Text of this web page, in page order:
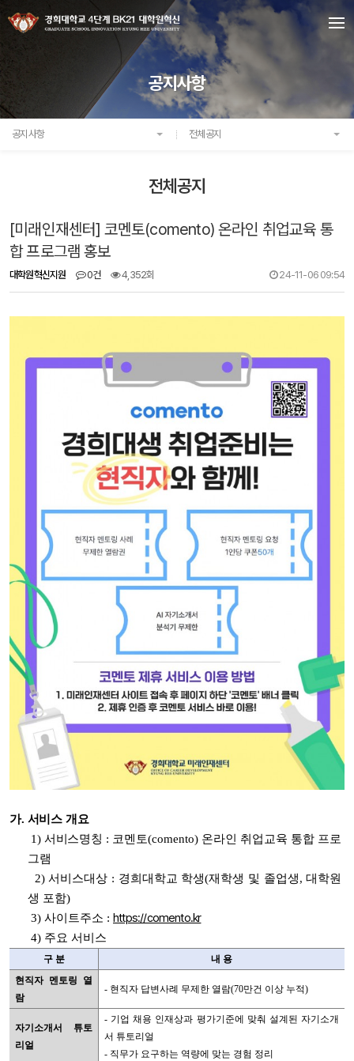
공지사항
공지사항 전체공지
전체공지
[미래인재센터] 코멘토(comento) 온라인 취업교육 통
합 프로그램 홍보
대학원혁신지원 0건 4,352회 24-11-06 09:54
가. 서비스 개요
1) 서비스명칭 : 코멘토(comento) 온라인 취업교육 통합 프로
그램
2)서비스대상 : 경희대학교 학생(재학생 및 졸업생, 대학원
생 포함)
3) 사이트주소 : https://comento.kr
4) 주요 서비스
구 분
내 용
현직자 멘토링 열
람
- 현직자 답변사례 무제한 열람(70만건 이상 누적)
자기소개서 튜토
리얼
- 기업 채용 인재상과 평가기준에 맞춰 설계된 자기소개
서 튜토리얼
- 직무가 요구하는 역량에 맞는 경험 정리